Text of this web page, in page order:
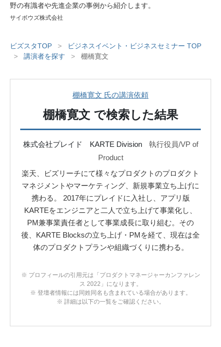
野の有識者や先進企業の事例から紹介します。
サイボウズ株式会社
ビズスタTOP >
ビジネスイベント・ビジネスセミナー TOP
>
講演者を探す > 棚橋寛文
棚橋寛文 氏の講演依頼
棚橋寛文 で検索した結果
株式会社プレイド KARTE Division
執行役員/VP of
Product
楽天、ビズリーチにて様々なプロダクトのプロダクト
マネジメントやマーケティング、新規事業立ち上げに
携わる。 2017年にプレイドに入社し、アプリ版
KARTEをエンジニアと二人で立ち上げて事業化し、
PM兼事業責任者として事業成長に取り組む。その
後、KARTE Blocksの立ち上げ・PMを経て、現在は全
体のプロダクトプランや組織づくりに携わる。
※ プロフィールの引用元は「プロダクトマネージャーカンファレン
ス 2022」になります。
※ 登壇者情報には同姓同名も含まれている場合があります。
※ 詳細は以下の一覧をご確認ください。